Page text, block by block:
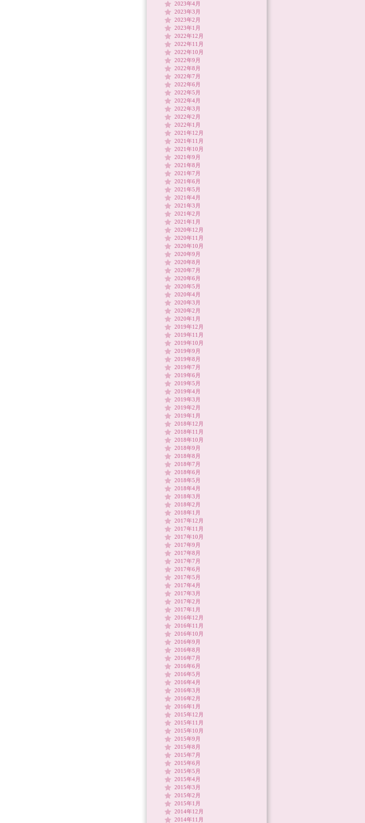
2023年4月
2023年3月
2023年2月
2023年1月
2022年12月
2022年11月
2022年10月
2022年9月
2022年8月
2022年7月
2022年6月
2022年5月
2022年4月
2022年3月
2022年2月
2022年1月
2021年12月
2021年11月
2021年10月
2021年9月
2021年8月
2021年7月
2021年6月
2021年5月
2021年4月
2021年3月
2021年2月
2021年1月
2020年12月
2020年11月
2020年10月
2020年9月
2020年8月
2020年7月
2020年6月
2020年5月
2020年4月
2020年3月
2020年2月
2020年1月
2019年12月
2019年11月
2019年10月
2019年9月
2019年8月
2019年7月
2019年6月
2019年5月
2019年4月
2019年3月
2019年2月
2019年1月
2018年12月
2018年11月
2018年10月
2018年9月
2018年8月
2018年7月
2018年6月
2018年5月
2018年4月
2018年3月
2018年2月
2018年1月
2017年12月
2017年11月
2017年10月
2017年9月
2017年8月
2017年7月
2017年6月
2017年5月
2017年4月
2017年3月
2017年2月
2017年1月
2016年12月
2016年11月
2016年10月
2016年9月
2016年8月
2016年7月
2016年6月
2016年5月
2016年4月
2016年3月
2016年2月
2016年1月
2015年12月
2015年11月
2015年10月
2015年9月
2015年8月
2015年7月
2015年6月
2015年5月
2015年4月
2015年3月
2015年2月
2015年1月
2014年12月
2014年11月